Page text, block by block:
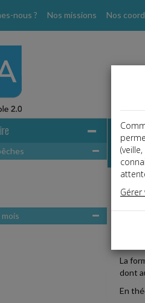
nous ? Nos missions Nos
Date:
La
dont
En
Gérer